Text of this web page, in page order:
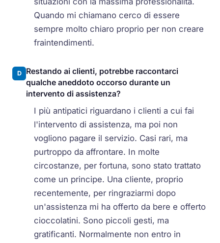
Quando mi chiamano cerco di essere
sempre molto chiaro proprio per non creare
fraintendimenti.
D
Restando ai clienti, potrebbe raccontarci
qualche aneddoto occorso durante un
intervento di assistenza?
I più antipatici riguardano i clienti a cui fai
l'intervento di assistenza, ma poi non
vogliono pagare il servizio. Casi rari, ma
purtroppo da affrontare. In molte
circostanze, per fortuna, sono stato trattato
come un principe. Una cliente, proprio
recentemente, per ringraziarmi dopo
un'assistenza mi ha offerto da bere e offerto
cioccolatini. Sono piccoli gesti, ma
gratificanti. Normalmente non entro in